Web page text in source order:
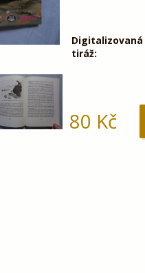
Digitalizovaná
tiráž:
80 Kč